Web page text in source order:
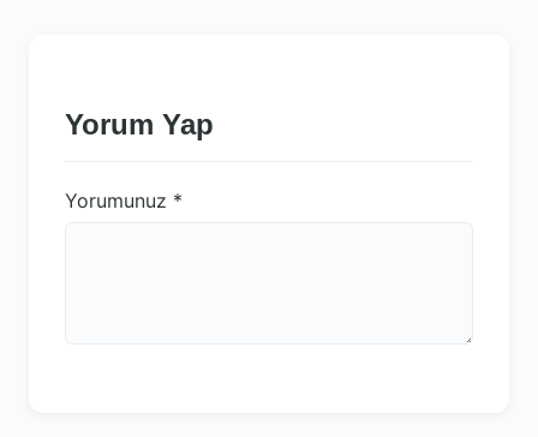
Yorum Yap
Yorumunuz *